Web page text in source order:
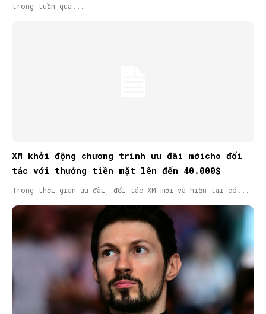
trong tuần qua...
XM khởi động chương trình ưu đãi mớicho đối
tác với thưởng tiền mặt lên đến 40.000$
Trong thời gian ưu đãi, đối tác XM mới và hiện tại có...